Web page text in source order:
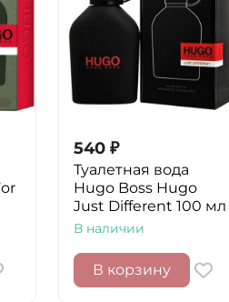
540 ₽
Туалетная вода
Hugo Boss Hugo
Just Different 100 мл
В наличии
В корзину